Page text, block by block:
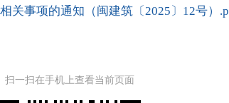
关事项的通知（闽建筑〔2025〕12号）
扫一扫在手机上查看当前页面